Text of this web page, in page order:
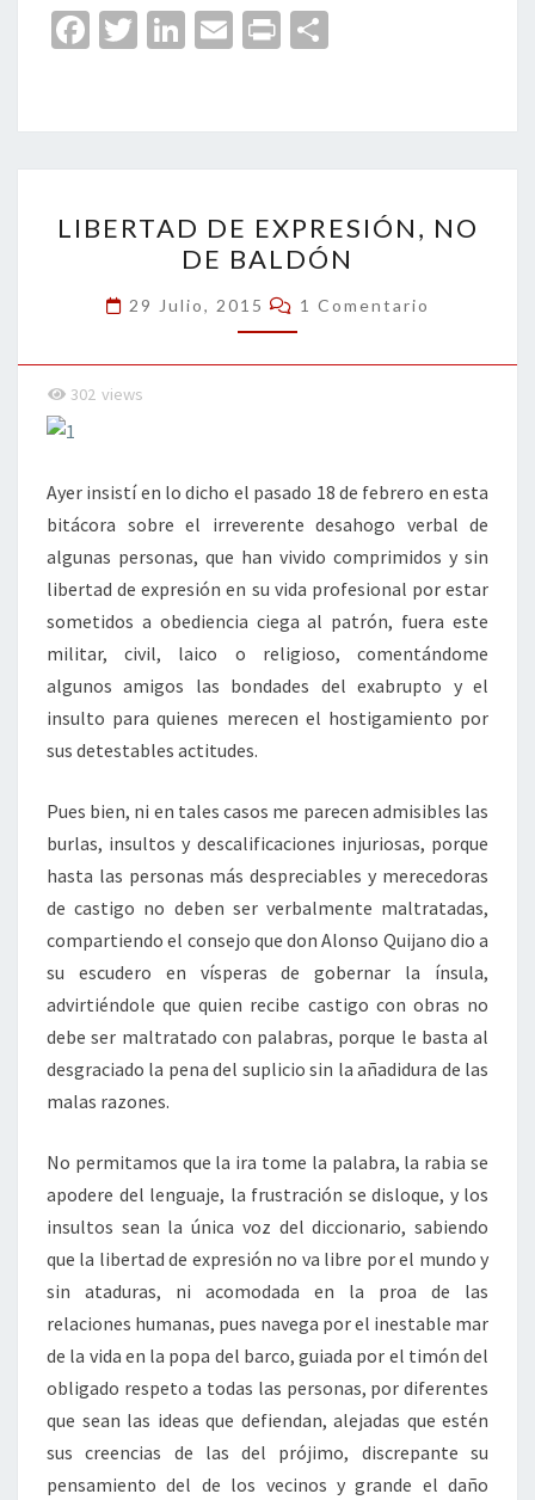
Fa
o
o
k
T
er
Li
dI
n
E
l
Pr
p
ar
tir
DE
EXPRESIÓN,
NO
DE
BALDÓN
LIBERTAD DE EXPRESIÓN, NO
DE BALDÓN
29 Julio, 2015 Comentarios
1 Comentario
302 views
Ayer insistí en lo dicho el pasado 18 de febrero en esta
bitácora sobre el irreverente desahogo verbal de
algunas personas, que han vivido comprimidos y sin
libertad de expresión en su vida profesional por estar
sometidos a obediencia ciega al patrón, fuera este
militar, civil, laico o religioso, comentándome
algunos amigos las bondades del exabrupto y el
insulto para quienes merecen el hostigamiento por
sus detestables actitudes.
Pues bien, ni en tales casos me parecen admisibles las
burlas, insultos y descalificaciones injuriosas, porque
hasta las personas más despreciables y merecedoras
de castigo no deben ser verbalmente maltratadas,
compartiendo el consejo que don Alonso Quijano dio a
su escudero en vísperas de gobernar la ínsula,
advirtiéndole que quien recibe castigo con obras no
debe ser maltratado con palabras, porque le basta al
desgraciado la pena del suplicio sin la añadidura de las
malas razones.
No permitamos que la ira tome la palabra, la rabia se
apodere del lenguaje, la frustración se disloque, y los
insultos sean la única voz del diccionario, sabiendo
que la libertad de expresión no va libre por el mundo y
sin ataduras, ni acomodada en la proa de las
relaciones humanas, pues navega por el inestable mar
de la vida en la popa del barco, guiada por el timón del
obligado respeto a todas las personas, por diferentes
que sean las ideas que defiendan, alejadas que estén
sus creencias de las del prójimo, discrepante su
pensamiento del de los vecinos y grande el daño